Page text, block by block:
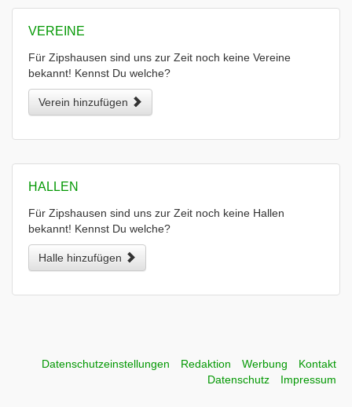
VEREINE
Für Zipshausen sind uns zur Zeit noch keine Vereine
bekannt! Kennst Du welche?
Verein hinzufügen
HALLEN
Für Zipshausen sind uns zur Zeit noch keine Hallen
bekannt! Kennst Du welche?
Halle hinzufügen
Datenschutzeinstellungen Redaktion Werbung
Kontakt
Datenschutz
Impressum